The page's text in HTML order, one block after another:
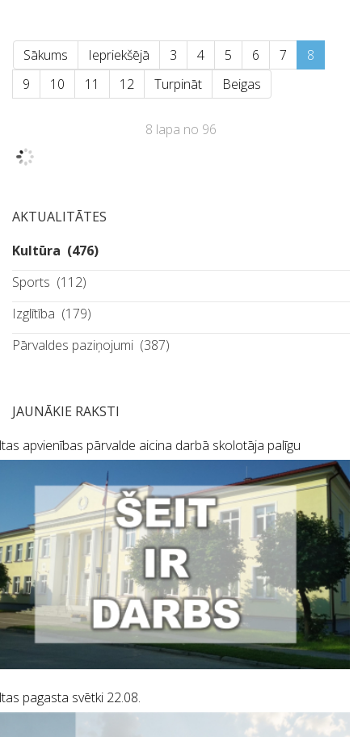
Sākums Iepriekšējā 3 4 5 6 7
8
9
10 11 12 Turpināt Beigas
8 lapa no 96
AKTUALITĀTES
Kultūra (476)
Sports (112)
Izglītība (179)
Pārvaldes paziņojumi (387)
JAUNĀKIE RAKSTI
apvienības pārvalde aicina darbā skolotāja palīgu
pagasta svētki 22.08.